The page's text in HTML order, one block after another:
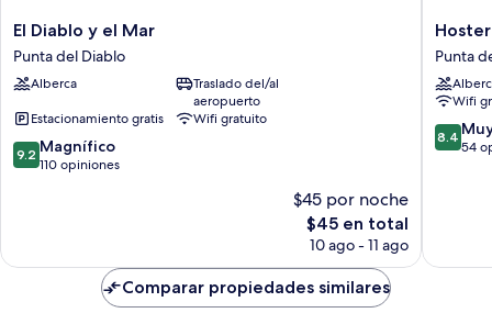
El
Diablo
y
el
Punta
del
Diablo
El Diablo y el Mar
Punta del Diablo
Alberca
Traslado del/al
aeropuerto
Estacionamiento gratis
Wifi gratuito
9.2
de
9.2 Magnífico
110 opiniones
$45 por noche
El
precio
es
$45 en total
10 ago - 11 ago
Hosteria
del
Punta
del
Diablo
Punta
Wifi
8.4
de
8.4
54
Comparar propiedades similares